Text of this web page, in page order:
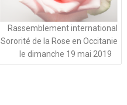
Rassemblement international
Sororité de la Rose en Occitanie
le dimanche 19 mai 2019